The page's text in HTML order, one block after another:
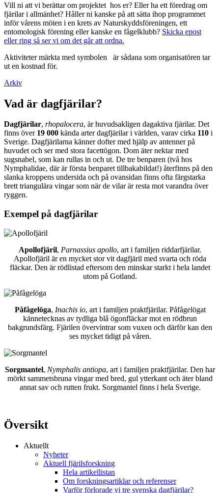
Vill ni att vi berättar om projektet hos er? Eller ha ett föredrag om
fjärilar i allmänhet? Håller ni kanske på att sätta ihop programmet
inför vårens möten i en krets av Naturskyddsföreningen, ett
entomologisk förening eller kanske en fågelklubb? Skicka epost
eller ring så ser vi om det går att ordna.
Aktiviteter märkta med symbolen
är sådana som organisatören tar
ut en kostnad för.
Arkiv
Vad är dagfjärilar?
Dagfjärilar, rhopalocera, är huvudsakligen dagaktiva fjärilar. Det
finns över 19 000 kända arter dagfjärilar i världen, varav cirka 110 i
Sverige. Dagfjärilarna känner dofter med hjälp av antenner på
huvudet och ser med stora facettögon. Dom äter nektar med
sugsnabel, som kan rullas in och ut. De tre benparen (två hos
Nymphalidae, där är första benparet tillbakabildat!) återfinns på den
slanka kroppens undersida och på ovansidan finns ofta färgstarka
brett triangulära vingar som när de vilar är resta mot varandra över
ryggen.
Exempel på dagfjärilar
Apollofjäril, Parnassius apollo, art i familjen riddarfjärilar.
Apollofjäril är en mycket stor vit dagfjäril med svarta och röda
fläckar. Den är rödlistad eftersom den minskar starkt i hela landet
utom på Gotland.
Påfågelöga, Inachis io, art i familjen praktfjärilar. Påfågelögat
kännetecknas av tydliga blå ögonfläckar mot en rödbrun
bakgrundsfärg. Fjärilen övervintrar som vuxen och därför kan den
ses mycket tidigt på våren.
Sorgmantel, Nymphalis antiopa, art i familjen praktfjärilar. Den har
mörkt sammetsbruna vingar med bred, gul ytterkant och äter bland
annat sav och rutten frukt. Sorgmantel finns i hela Sverige.
Översikt
Aktuellt
Nyheter
Aktuell fjärilsforskning
Hela artikellistan
Om forskningsartiklar och referenser
Varför förlorade vi tre svenska dagfjärilar?